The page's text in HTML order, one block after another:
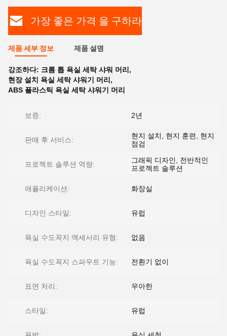
가장 좋은 가격 을 구하라
제품 세부 정보 제품 설명
강조하다: 크롬 톱 욕실 세탁 샤워 머리 ,
현장 설치 욕실 세탁 샤워기 머리 ,
ABS 플라스틱 욕실 세탁 샤워기 머리
보증: 2년
판매 후 서비스:
현지 설치, 현지 훈련, 현지
점검
프로젝트 솔루션 역량:
그래픽 디자인, 전반적인
프로젝트 솔루션
애플리케이션: 화장실
디자인 스타일: 유럽
욕실 수도꼭지 액세서리 유형: 없음
욕실 수도꼭지 스파우트 기능: 전환기 없이
표면 처리: 우아한
스타일: 유럽